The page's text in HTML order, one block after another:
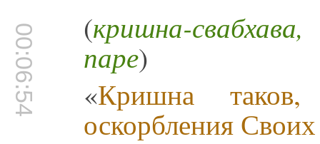
00:06:54 (кришна-
паре)
«Кришна
оскорбления